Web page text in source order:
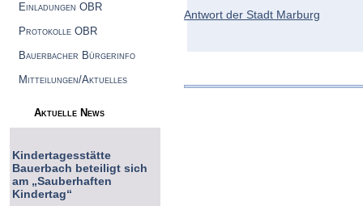
Einladungen OBR
Protokolle OBR
Bauerbacher Bürgerinfo
Mitteilungen/Aktuelles
Aktuelle News
Kindertagesstätte
Bauerbach beteiligt sich
am „Sauberhaften
Kindertag“
Antwort der Stadt Marburg